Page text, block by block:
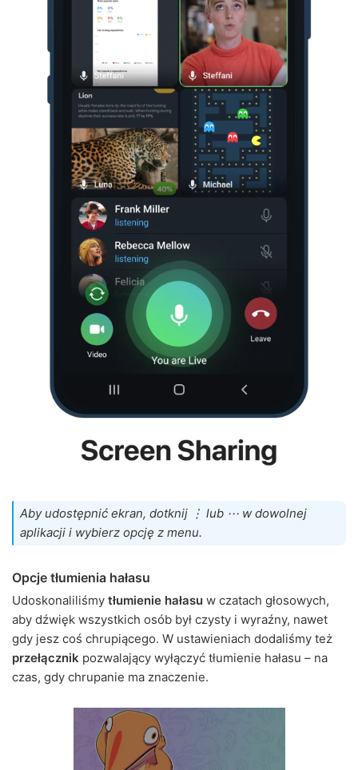
Aby udostępnić ekran, dotknij ⋮ lub ⋯ w dowolnej
aplikacji i wybierz opcję z menu.
Opcje tłumienia hałasu
Udoskonaliliśmy tłumienie hałasu w czatach głosowych,
aby dźwięk wszystkich osób był czysty i wyraźny, nawet
gdy jesz coś chrupiącego. W ustawieniach dodaliśmy też
przełącznik pozwalający wyłączyć tłumienie hałasu – na
czas, gdy chrupanie ma znaczenie.